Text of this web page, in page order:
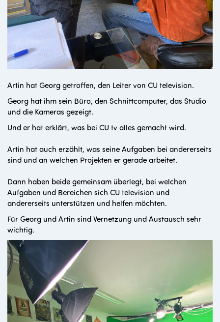
Artin hat Georg getroffen, den Leiter von CU television.
Georg hat ihm sein Büro, den Schnittcomputer, das Studio
und die Kameras gezeigt.
Und er hat erklärt, was bei CU tv alles gemacht wird.
Artin hat auch erzählt, was seine Aufgaben bei andererseits
sind und an welchen Projekten er gerade arbeitet.
Dann haben beide gemeinsam überlegt, bei welchen
Aufgaben und Bereichen sich CU television und
andererseits unterstützen und helfen möchten.
Für Georg und Artin sind Vernetzung und Austausch sehr
wichtig.